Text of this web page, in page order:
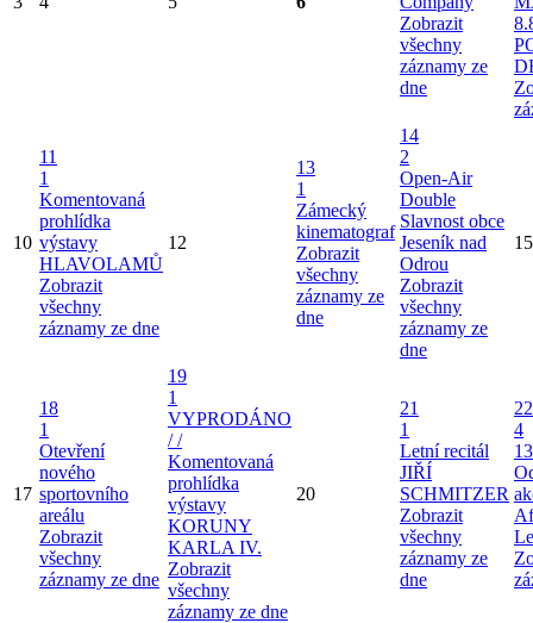
Zobrazit
všechny
záznamy ze
dne
10
11
1
Komentovaná
prohlídka
výstavy
HLAVOLAMŮ
Zobrazit
všechny
záznamy ze dne
12
13
1
Zámecký
kinematograf
Zobrazit
všechny
záznamy ze
dne
14
2
Open-Air
Double
Slavnost obce
Jeseník nad
Odrou
Zobrazit
všechny
záznamy ze
dne
15
17
18
1
Otevření
nového
sportovního
areálu
Zobrazit
všechny
záznamy ze dne
19
1
VYPRODÁNO
/ /
Komentovaná
prohlídka
výstavy
KORUNY
KARLA IV.
Zobrazit
všechny
záznamy ze dne
20
21
1
Letní recitál
JIŘÍ
SCHMITZER
Zobrazit
všechny
záznamy ze
dne
22
4